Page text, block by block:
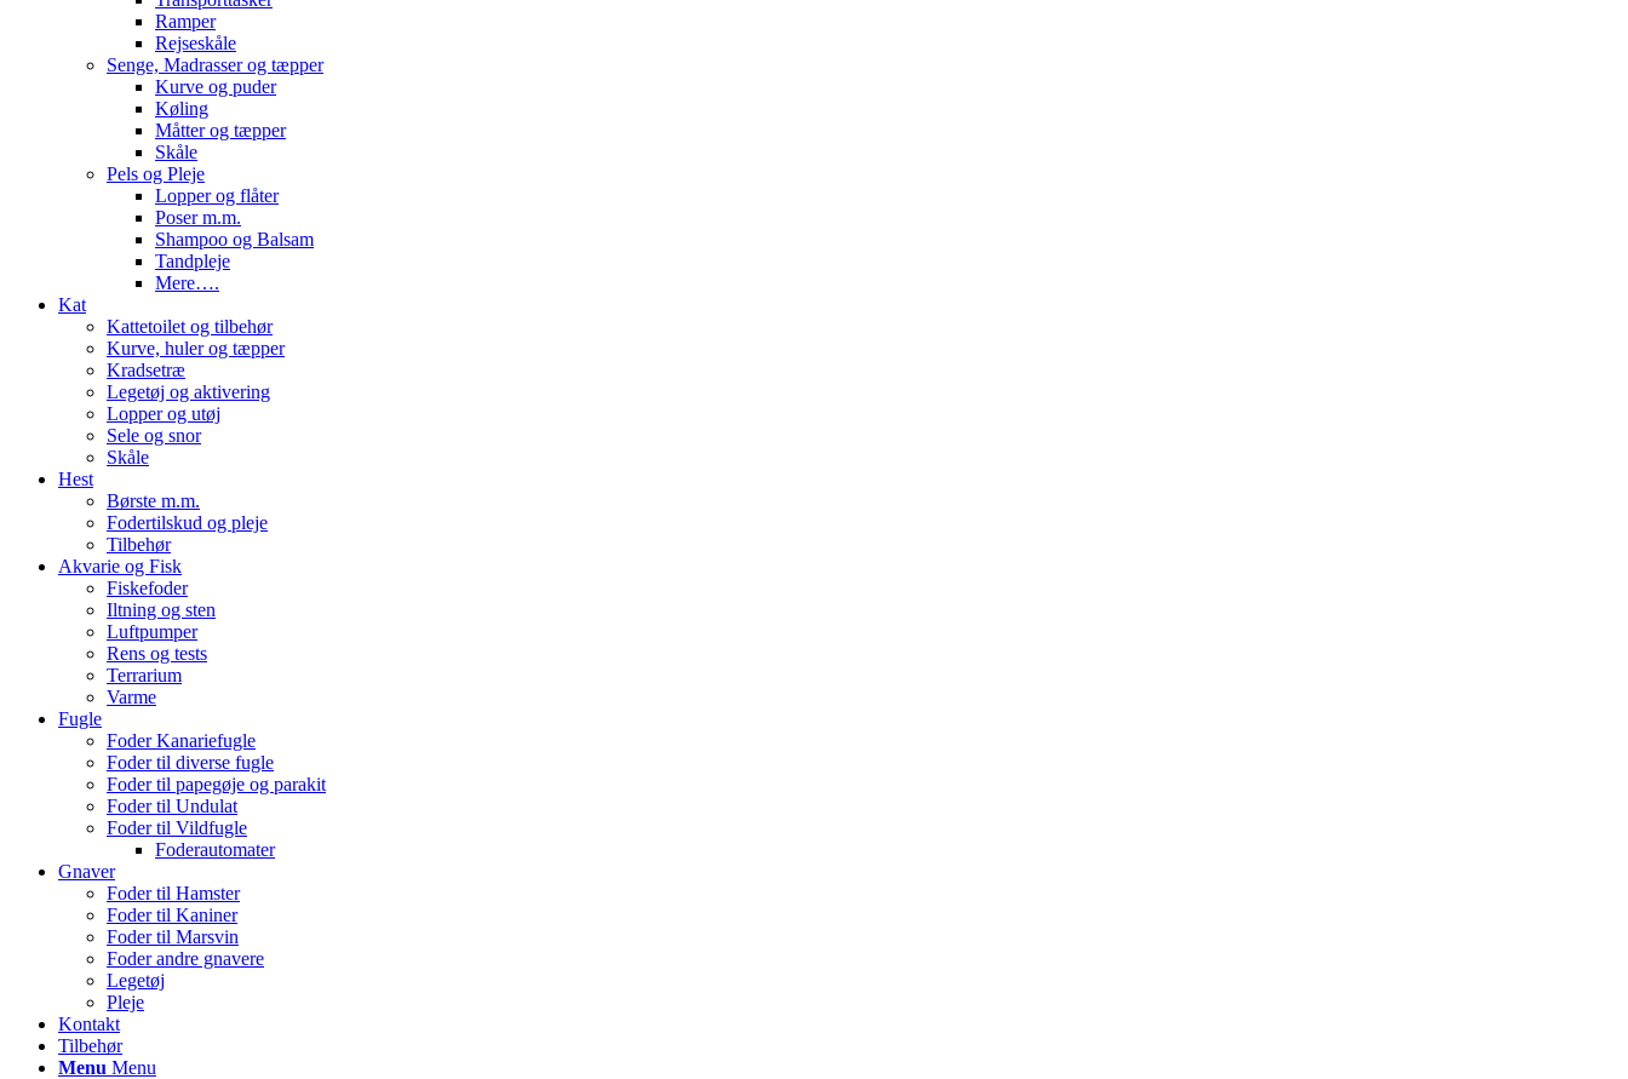
Ramper
Rejseskåle
Senge, Madrasser og tæpper
Kurve og puder
Køling
Måtter og tæpper
Skåle
Pels og Pleje
Lopper og flåter
Poser m.m.
Shampoo og Balsam
Tandpleje
Mere….
Kat
Kattetoilet og tilbehør
Kurve, huler og tæpper
Kradsetræ
Legetøj og aktivering
Lopper og utøj
Sele og snor
Skåle
Hest
Børste m.m.
Fodertilskud og pleje
Tilbehør
Akvarie og Fisk
Fiskefoder
Iltning og sten
Luftpumper
Rens og tests
Terrarium
Varme
Fugle
Foder Kanariefugle
Foder til diverse fugle
Foder til papegøje og parakit
Foder til Undulat
Foder til Vildfugle
Foderautomater
Gnaver
Foder til Hamster
Foder til Kaniner
Foder til Marsvin
Foder andre gnavere
Legetøj
Pleje
Kontakt
Tilbehør
Menu Menu